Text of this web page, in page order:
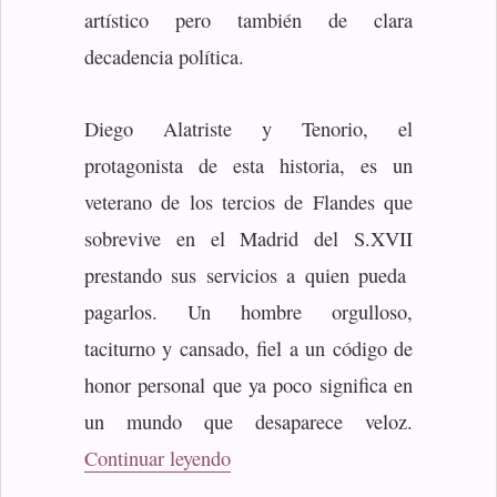
artístico pero también de clara
decadencia política.
Diego Alatriste y Tenorio, el
protagonista de esta historia, es un
veterano de los tercios de Flandes que
sobrevive en el Madrid del S.XVII
prestando sus servicios a quien pueda
pagarlos. Un hombre orgulloso,
taciturno y cansado, fiel a un código de
honor personal que ya poco significa en
un mundo que desaparece veloz.
Continuar leyendo«Pérez–Reverte, Arturo: El